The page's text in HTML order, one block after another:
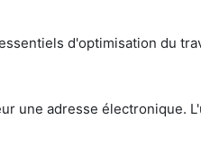
d'optimisation du
une adresse électronique.